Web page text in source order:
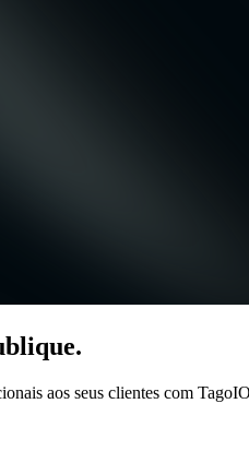
aos seus clientes com